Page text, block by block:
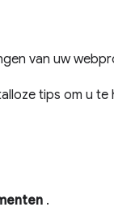
van uw
tips om u
.